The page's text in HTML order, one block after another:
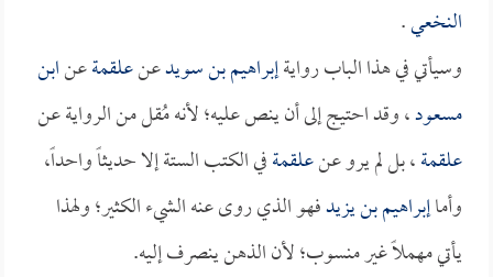
النخعي.
وسيأتي في هذا الباب روايةإبراهيم بن سويدعنعلقمةعنابن
مسعود، وقد احتيج إلى أن ينص عليه؛ لأنه مُقل من الرواية عن
علقمة، بل لم يرو عنعلقمةفي الكتب الستة إلا حديثاً واحداً،
وأماإبراهيم بن يزيدفهو الذي روى عنه الشيء الكثير؛ ولهذا
يأتي مهملاً غير منسوب؛ لأن الذهن ينصرف إليه.